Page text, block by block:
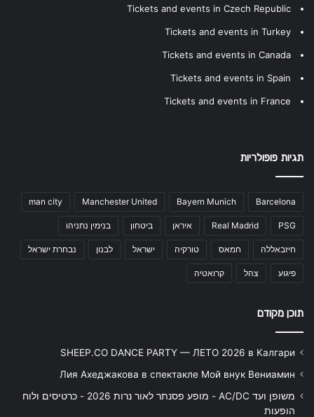
Tickets and events in Czech Republic
Tickets and events in Turkey
Tickets and events in Canada
Tickets and events in Spain
Tickets and events in France
תגיות פופולריות
Barcelona
Bayern Munich
Manchester United
man city
PSG
Real Madrid איראן ביטחון בנימין נתניהו
חיזבאללה חמאס טורקיה ישראל לבנון נבחרת ישראל
פיגוע צהל קרואטיה
תוכן מקודם
SHEEP.CO DANCE PARTY — ЛЕТО 2026 в Калгари
Лия Ахеджакова в спектакле Мой внук Вениамин
משופן ועד AC/DC - מופע פסנתר לאור נרות 2026 - כרטיסים ולוח
הופעות